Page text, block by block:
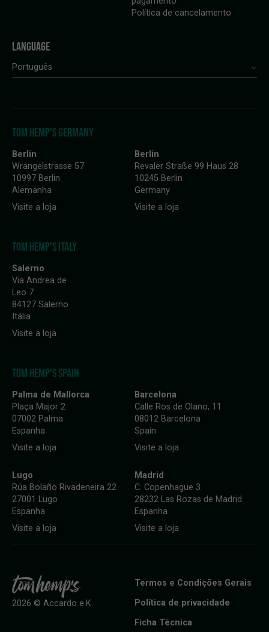
Política de cancelamento
LANGUAGE
Português
TOM HEMP'S GERMANY
Berlin
Wrangelstrasse 57
10997 Berlin
Alemanha
Visite a loja
Berlin
Revaler Straße 99 Haus 28
10245 Berlin
Germany
Visite a loja
TOM HEMP'S ITALY
Salerno
Via Andrea de
Leo 7
84127 Salerno
Itália
Visite a loja
TOM HEMP'S SPAIN
Palma de Mallorca
Plaça Major 2
07002 Palma
Espanha
Visite a loja
Barcelona
Calle Ros de Olano, 11
08012 Barcelona
Spain
Visite a loja
Lugo
Rúa Bolaño Rivadeneira 22
27001 Lugo
Espanha
Visite a loja
Madrid
C. Copenhague 3
28232 Las Rozas de Madrid
Espanha
Visite a loja
Termos e Condições Gerais
Política de privacidade
Ficha Técnica
2026 © Accardo e.K.